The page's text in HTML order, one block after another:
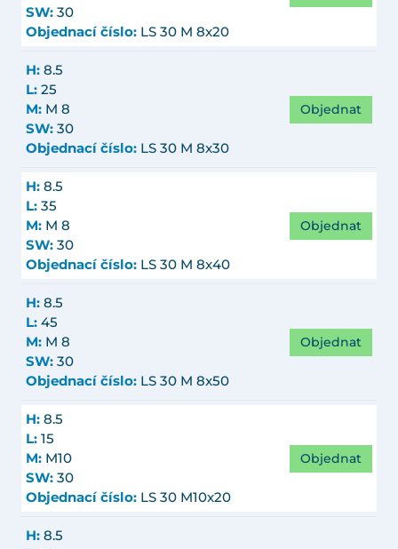
SW: 30
Objednací číslo: LS 30 M 8x20
H: 8.5
L: 25
M: M 8
SW: 30
Objednací číslo: LS 30 M 8x30
Objednat
H: 8.5
L: 35
M: M 8
SW: 30
Objednací číslo: LS 30 M 8x40
Objednat
H: 8.5
L: 45
M: M 8
SW: 30
Objednací číslo: LS 30 M 8x50
Objednat
H: 8.5
L: 15
M: M10
SW: 30
Objednací číslo: LS 30 M10x20
Objednat
H: 8.5